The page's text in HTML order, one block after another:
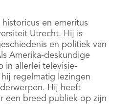
historicus en emeritus
Utrecht. Hij is
en politiek van
Amerika-deskundige
in allerlei televisie-
regelmatig lezingen
Hij heeft
een breed publiek op zijn